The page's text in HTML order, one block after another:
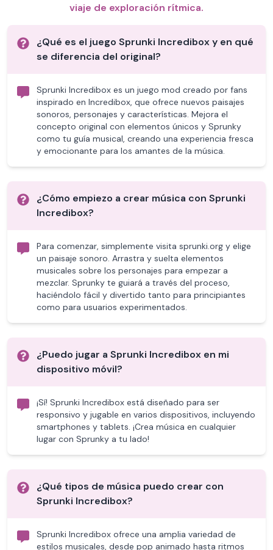
viaje de exploración rítmica.
¿Qué es el juego Sprunki Incredibox y en qué
se diferencia del original?
Sprunki Incredibox es un juego mod creado por fans
inspirado en Incredibox, que ofrece nuevos paisajes
sonoros, personajes y características. Mejora el
concepto original con elementos únicos y Sprunky
como tu guía musical, creando una experiencia fresca
y emocionante para los amantes de la música.
¿Cómo empiezo a crear música con Sprunki
Incredibox?
Para comenzar, simplemente visita sprunki.org y elige
un paisaje sonoro. Arrastra y suelta elementos
musicales sobre los personajes para empezar a
mezclar. Sprunky te guiará a través del proceso,
haciéndolo fácil y divertido tanto para principiantes
como para usuarios experimentados.
¿Puedo jugar a Sprunki Incredibox en mi
dispositivo móvil?
¡Sí! Sprunki Incredibox está diseñado para ser
responsivo y jugable en varios dispositivos, incluyendo
smartphones y tablets. ¡Crea música en cualquier
lugar con Sprunky a tu lado!
¿Qué tipos de música puedo crear con
Sprunki Incredibox?
Sprunki Incredibox ofrece una amplia variedad de
estilos musicales, desde pop animado hasta ritmos